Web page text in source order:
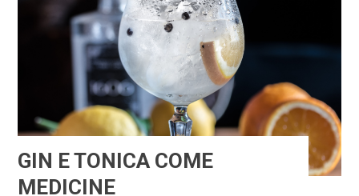
GIN E TONICA COME
MEDICINE